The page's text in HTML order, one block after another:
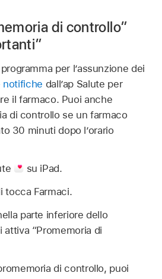
di controllo”
per l’assunzione dei
notifiche dall’ap Salute per
il farmaco. Puoi anche
di controllo se un farmaco
30 minuti dopo l’orario
su iPad.
tocca Farmaci.
parte inferiore dello
attiva “Promemoria di
di controllo, puoi